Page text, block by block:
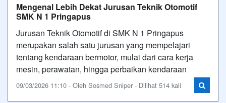
Mengenal Lebih Dekat Jurusan Teknik Otomotif
SMK N 1 Pringapus
Jurusan Teknik Otomotif di SMK N 1 Pringapus
merupakan salah satu jurusan yang mempelajari
tentang kendaraan bermotor, mulai dari cara kerja
mesin, perawatan, hingga perbaikan kendaraan
09/03/2026 11:10 - Oleh Sosmed Sniper - Dilihat 514 kali